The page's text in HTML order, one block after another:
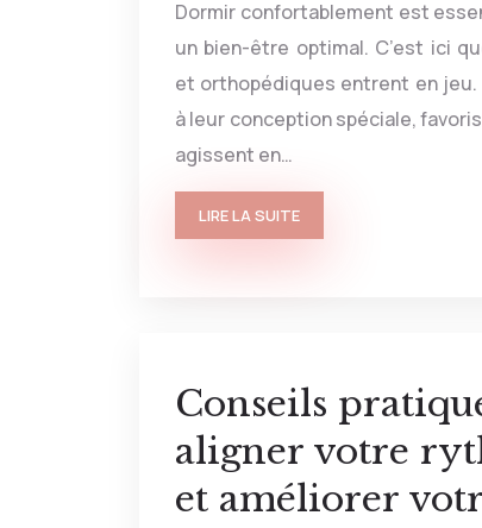
Dormir confortablement est
un bien-être optimal. C’est ici
et orthopédiques entrent en
à leur conception spéciale,
agissent en…
LIRE LA SUITE
Conseils
aligner votre
et améliorer